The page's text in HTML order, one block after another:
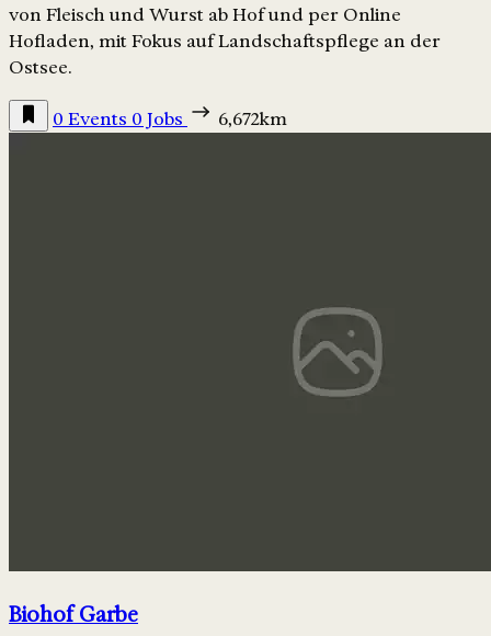
von Fleisch und Wurst ab Hof und per Online
Hofladen, mit Fokus auf Landschaftspflege an der
Ostsee.
0 Events 0 Jobs 6,672km
Biohof Garbe